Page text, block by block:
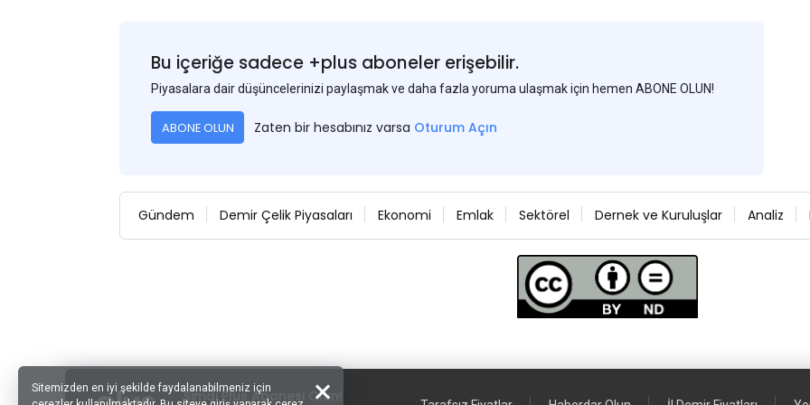
Bu içeriğe sadece +plus aboneler erişebilir.
Piyasalara dair düşüncelerinizi paylaşmak ve daha fazla yoruma ulaşmak için hemen ABONE OLUN!
ABONE OLUN Zaten bir hesabınız varsa Oturum Açın
Gündem Demir Çelik Piyasaları Ekonomi Emlak Sektörel Dernek ve Kuruluşlar Analiz
Şimdi Plus Abonesi Olun!
Sitemizden en iyi şekilde faydalanabilmeniz için